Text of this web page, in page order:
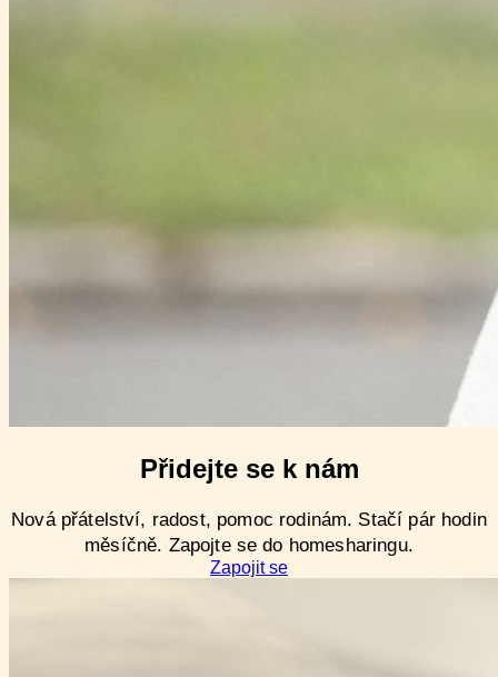
Přidejte se k nám
Nová přátelství, radost, pomoc rodinám. Stačí pár hodin
měsíčně. Zapojte se do homesharingu.
Zapojit se